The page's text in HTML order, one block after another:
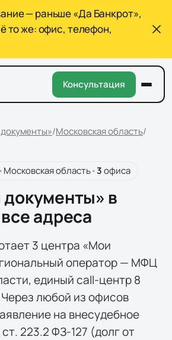
— раньше «Да Банкрот»,
то же: офис, телефон,
Консультация
/Московская область/
•Московская область•3офиса
в
адреса
3 центра «Мои
оператор — МФЦ
единый call-центр 8
любой из офисов
на внесудебное
223.2 ФЗ-127 (долг от